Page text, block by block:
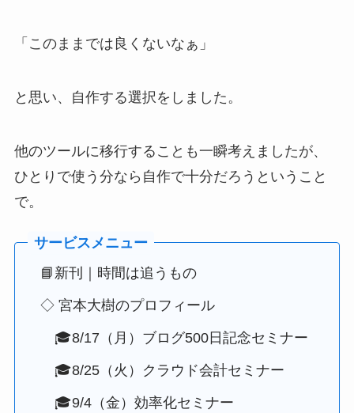
「このままでは良くないなぁ」
と思い、自作する選択をしました。
他のツールに移行することも一瞬考えましたが、
ひとりで使う分なら自作で十分だろうということ
で。
📘新刊｜時間は追うもの
◇ 宮本大樹のプロフィール
🎓8/17（月）ブログ500日記念セミナー
🎓8/25（火）クラウド会計セミナー
🎓9/4（金）効率化セミナー